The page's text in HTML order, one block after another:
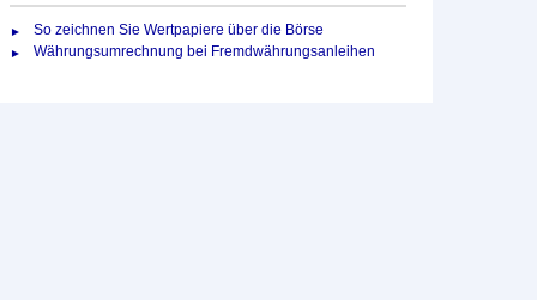
So zeichnen Sie Wertpapiere über die Börse
Währungsumrechnung bei Fremdwährungsanleihen